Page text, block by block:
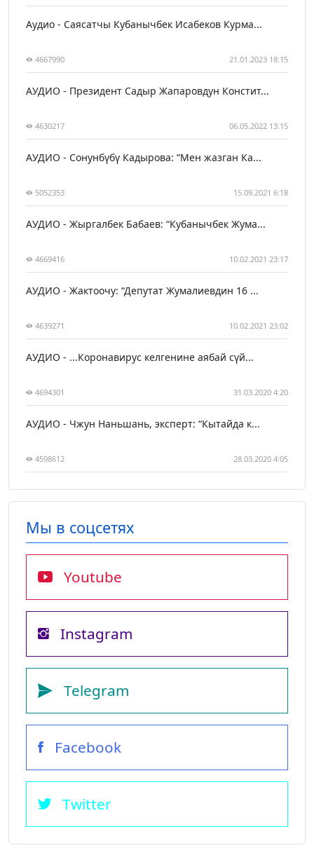
Аудио - Саясатчы Кубанычбек Исабеков Курма...
4667990 21.01.2023 18:15
АУДИО - Президент Садыр Жапаровдун Констит...
4630217 06.05.2022 13:15
АУДИО - Сонунбүбү Кадырова: “Мен жазган Ка...
5052353 15.09.2021 6:18
АУДИО - Жыргалбек Бабаев: “Кубанычбек Жума...
4669416 10.02.2021 23:17
АУДИО - Жактоочу: “Депутат Жумалиевдин 16 ...
4639271 10.02.2021 23:02
АУДИО - ...Коронавирус келгенине аябай сүй...
4694301 31.03.2020 4:20
АУДИО - Чжун Наньшань, эксперт: “Кытайда к...
4598612 28.03.2020 4:05
Мы в соцсетях
Youtube
Instagram
Telegram
Facebook
Twitter